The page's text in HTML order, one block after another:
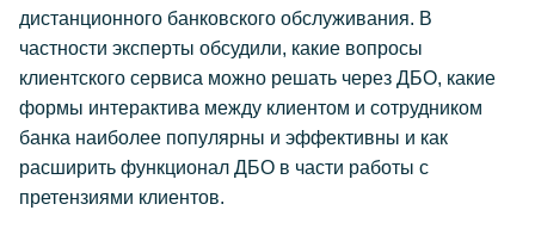
дистанционного банковского обслуживания. В
частности эксперты обсудили, какие вопросы
клиентского сервиса можно решать через ДБО, какие
формы интерактива между клиентом и сотрудником
банка наиболее популярны и эффективны и как
расширить функционал ДБО в части работы с
претензиями клиентов.